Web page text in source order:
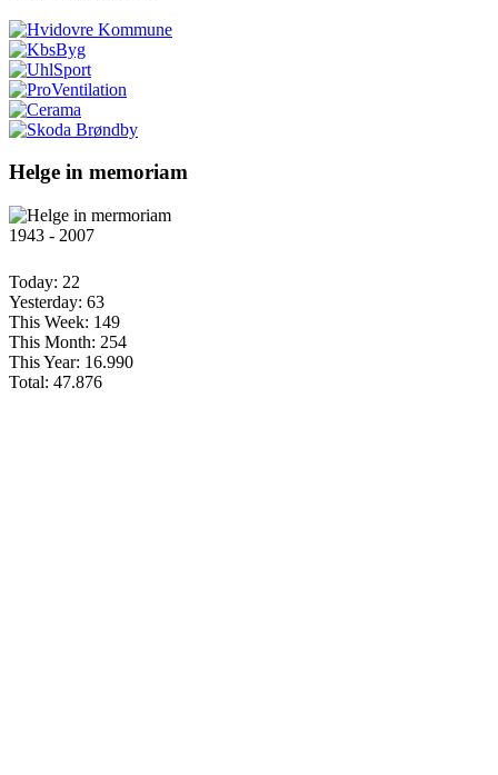
Helge in memoriam
1943 - 2007
Today: 22
Yesterday: 63
This Week: 149
This Month: 254
This Year: 16.990
Total: 47.876